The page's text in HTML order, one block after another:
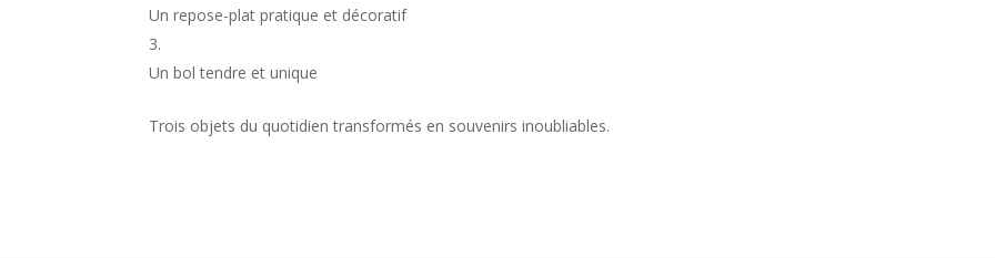
Un repose-plat pratique et décoratif
Un bol tendre et unique
Trois objets du quotidien transformés en souvenirs inoubliables.